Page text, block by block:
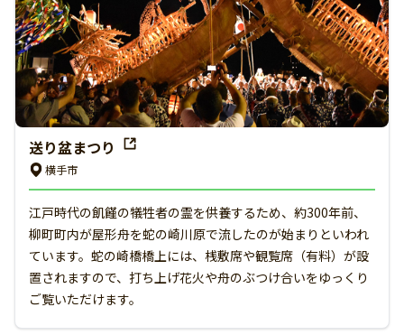
送り盆まつり
横手市
江戸時代の飢饉の犠牲者の霊を供養するため、約300年前、
柳町町内が屋形舟を蛇の崎川原で流したのが始まりといわれ
ています。蛇の崎橋橋上には、桟敷席や観覧席（有料）が設
置されますので、打ち上げ花火や舟のぶつけ合いをゆっくり
ご覧いただけます。